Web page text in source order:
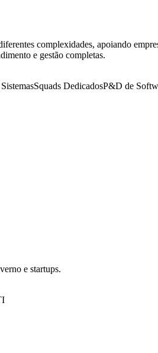
complexidades, apoiando
e gestão completas.
Squads DedicadosP&D de
e startups.